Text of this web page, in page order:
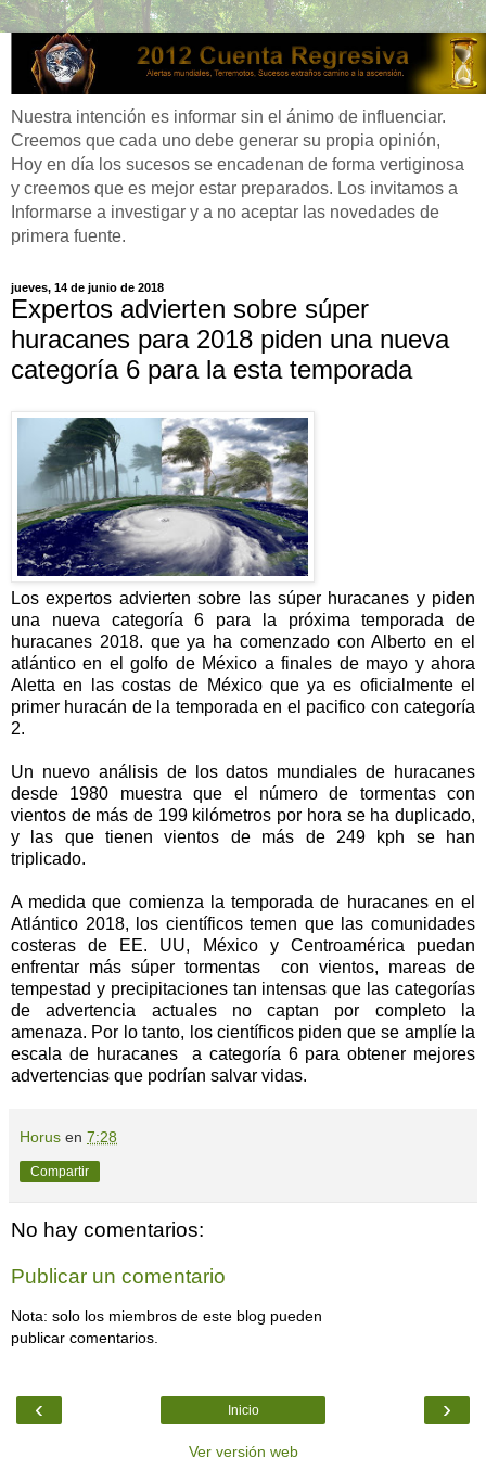
Nuestra intención es informar sin el ánimo de influenciar.
Creemos que cada uno debe generar su propia opinión,
Hoy en día los sucesos se encadenan de forma vertiginosa
y creemos que es mejor estar preparados. Los invitamos a
Informarse a investigar y a no aceptar las novedades de
primera fuente.
jueves, 14 de junio de 2018
Expertos advierten sobre súper
huracanes para 2018 piden una nueva
categoría 6 para la esta temporada
Los expertos advierten sobre las súper huracanes y piden
una nueva categoría 6 para la próxima temporada de
huracanes 2018. que ya ha comenzado con Alberto en el
atlántico en el golfo de México a finales de mayo y ahora
Aletta en las costas de México que ya es oficialmente el
primer huracán de la temporada en el pacifico con categoría
2.
Un nuevo análisis de los datos mundiales de huracanes
desde 1980 muestra que el número de tormentas con
vientos de más de 199 kilómetros por hora se ha duplicado,
y las que tienen vientos de más de 249 kph se han
triplicado.
A medida que comienza la temporada de huracanes en el
Atlántico 2018, los científicos temen que las comunidades
costeras de EE. UU, México y Centroamérica puedan
enfrentar más súper tormentas con vientos, mareas de
tempestad y precipitaciones tan intensas que las categorías
de advertencia actuales no captan por completo la
amenaza. Por lo tanto, los científicos piden que se amplíe la
escala de huracanes a categoría 6 para obtener mejores
advertencias que podrían salvar vidas.
Horus en 7:28
Compartir
No hay comentarios:
Publicar un comentario
Nota: solo los miembros de este blog pueden
publicar comentarios.
‹ ›
Inicio
Ver versión web